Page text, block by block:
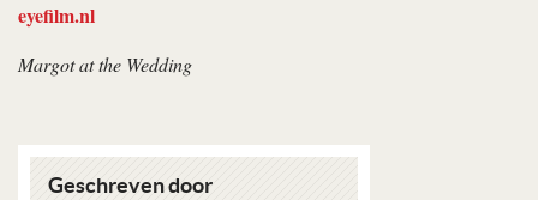
eyefilm.nl
Margot at the Wedding
Geschreven door